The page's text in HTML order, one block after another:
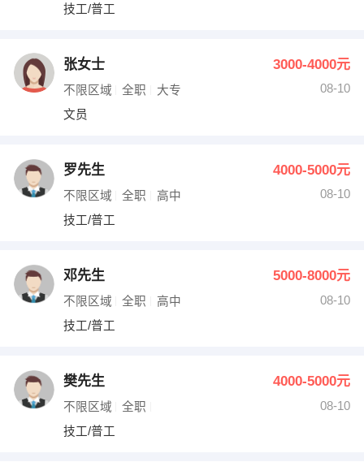
其他职位
技工/普工
张女士 3000-4000元
不限区域 全职 大专
08-10
文员
罗先生 4000-5000元
不限区域 全职 高中
08-10
技工/普工
邓先生 5000-8000元
不限区域 全职 高中
08-10
技工/普工
樊先生 4000-5000元
不限区域 全职
08-10
技工/普工